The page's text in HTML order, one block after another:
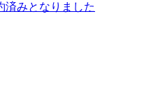
済みとなりました